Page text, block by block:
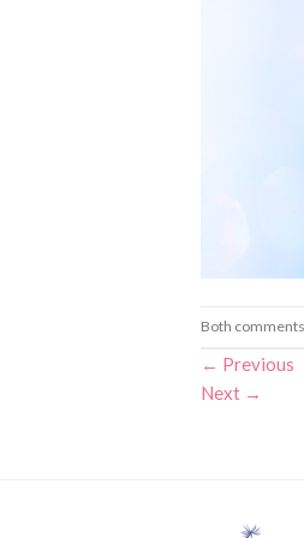
Both
← Previous
Next →